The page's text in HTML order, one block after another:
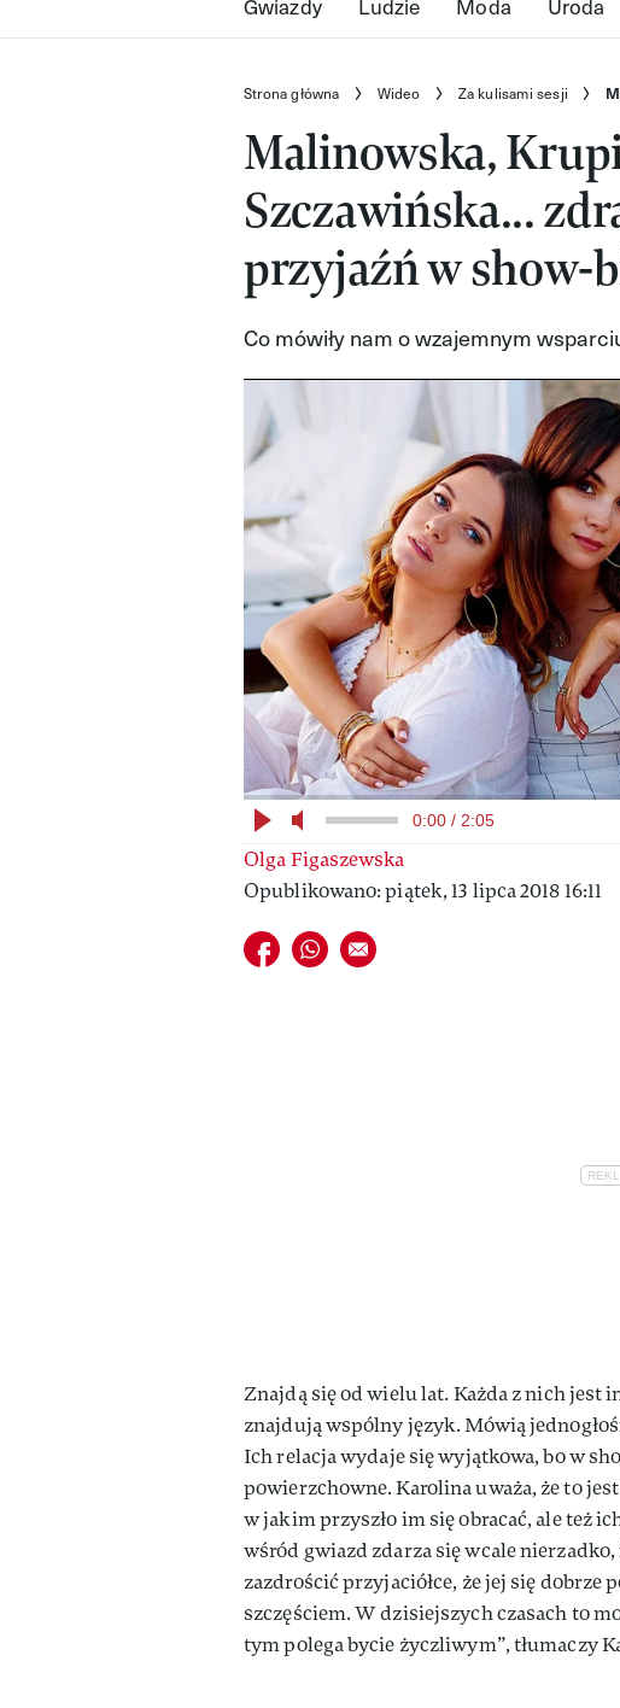
Strona główna Wideo Za kulisami sesji
Malinowska,
Szczawińska...
przyjaźń w show-
Co mówiły nam o wzajemnym
0:00 / 2:05
Olga Figaszewska
Opublikowano: piątek, 13 lipca 2018 16:11
Udostępnij na facebook
Udostępnij na whatsapp
E-mail do przyjaciela
Znajdą się od wielu lat. Każda z nich jest
znajdują wspólny język. Mówią
Ich relacja wydaje się wyjątkowa, bo w
powierzchowne. Karolina uważa, że to
w jakim przyszło im się obracać, ale też
wśród gwiazd zdarza się wcale
zazdrościć przyjaciółce, że jej się dobrze
szczęściem. W dzisiejszych czasach to
tym polega bycie życzliwym”, tłumaczy